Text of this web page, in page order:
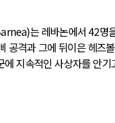
는 레바논에서42명
공격과 그에 뒤이은 헤즈
지속적인 사상자를 안